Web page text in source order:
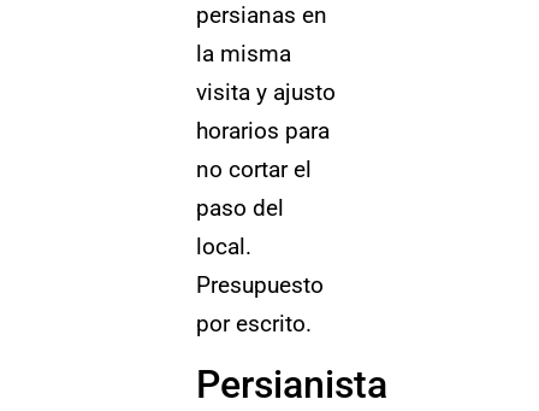
persianas en
la misma
visita y ajusto
horarios para
no cortar el
paso del
local.
Presupuesto
por escrito.
Persianista